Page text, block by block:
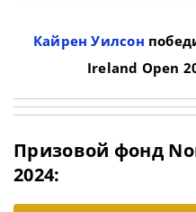
Кайрен Уилсон
Ireland Open
Призовой фонд
2024: